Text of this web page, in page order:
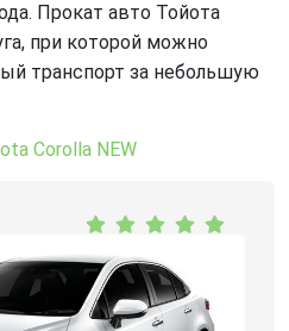
Прокат авто Тойота
при которой можно
транспорт за небольшую
Corolla NEW